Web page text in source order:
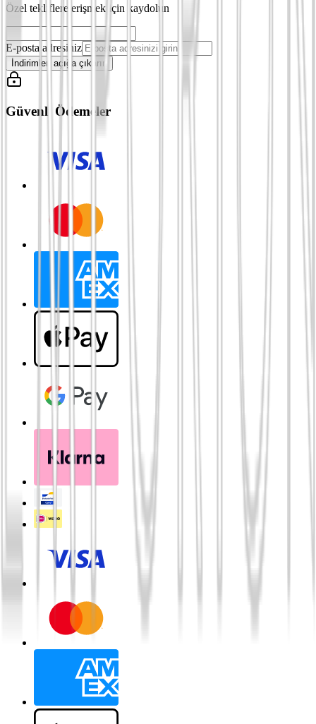
Özel tekliflere erişmek için kaydolun
E-posta adresiniz
İndirimleri açığa çıkarın
Güvenli Ödemeler